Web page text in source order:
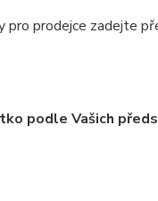
prodejce zadejte
podle Vašich